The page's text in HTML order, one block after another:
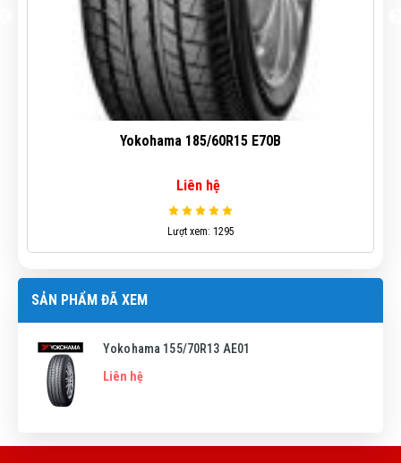
Yokohama 215/60R16 AE51
Liên hệ
Lượt xem: 821
SẢN PHẨM ĐÃ XEM
Yokohama 155/70R13 AE01
Liên hệ